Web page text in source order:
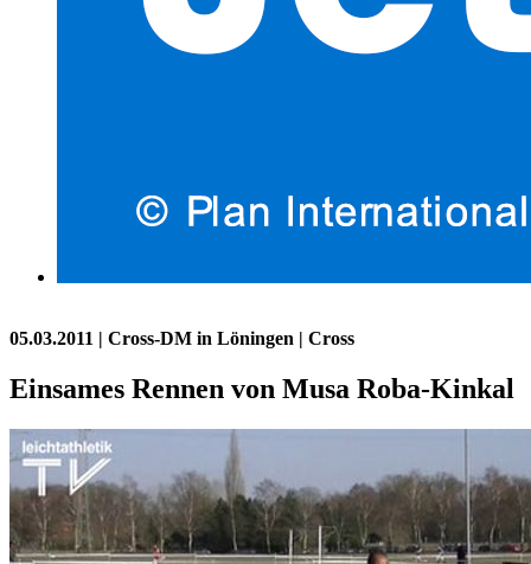
05.03.2011 | Cross-DM in Löningen | Cross
Einsames Rennen von Musa Roba-Kinkal